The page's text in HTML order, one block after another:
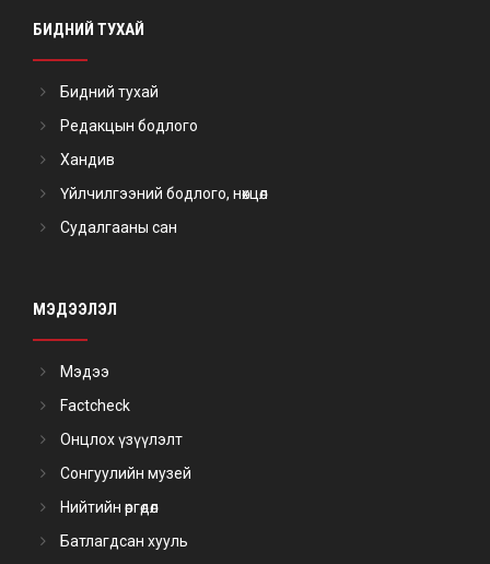
БИДНИЙ ТУХАЙ
Бидний тухай
Редакцын бодлого
Хандив
Үйлчилгээний бодлого, нөхцөл
Судалгааны сан
МЭДЭЭЛЭЛ
Мэдээ
Factcheck
Онцлох үзүүлэлт
Сонгуулийн музей
Нийтийн өргөдөл
Батлагдсан хууль